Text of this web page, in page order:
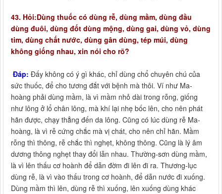
43. Hỏi:Dùng thuốc có dùng rễ, dùng mầm, dùng đầu
dùng đuôi, dùng đốt dùng mộng, dùng gai, dùng vỏ, dùng
tim, dùng chất nước, dùng gân dùng, tép múi, dùng
không giống nhau, xin nói cho rõ?
Đáp: Đấy không có ý gì khác, chỉ dùng chổ chuyên chú của
sức thuốc, để cho tương đắt với bệnh mà thôi. Ví như Ma-
hoàng phải dùng mầm, là vì mầm nhỏ dài trong rỗng, giống
như lông ở lổ chân lông, mà khí lại nhẹ bốc lên, cho nên phát
hãn được, chạy thẳng đến da lông. Cũng có lúc dùng rễ Ma-
hoàng, là vì rễ cứng chắc mà vị chát, cho nên chỉ hãn. Mầm
rỗng thì thông, rễ chắc thì nghẹt, không thông. Cũng là lý âm
dương thông nghẹt thay đổi lẫn nhau. Thường-sơn dùng mầm,
là vì lên thấu cơ hoành để dẫn đờm đi lên đi ra. Thương-lục
dùng rễ, là vì vào thấu trong cơ hoành, để dẫn nước đi xuống.
Dùng mầm thì lên, dùng rễ thì xuống, lên xuống dùng khác